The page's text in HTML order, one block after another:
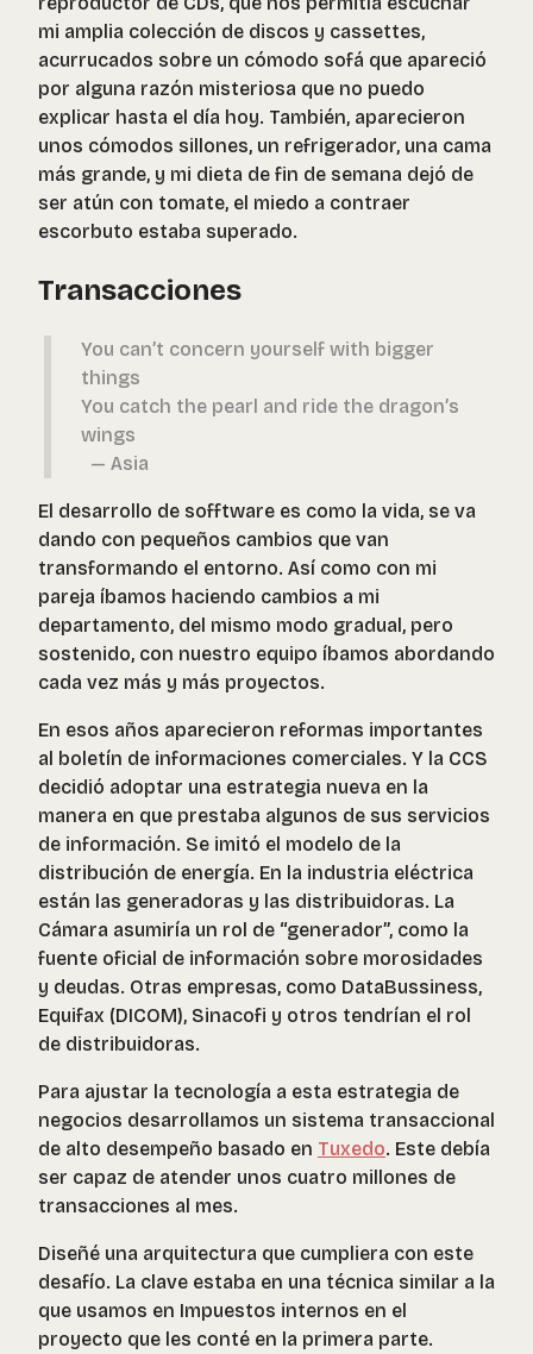
mi amplia colección de discos y cassettes,
acurrucados sobre un cómodo sofá que apareció
por alguna razón misteriosa que no puedo
explicar hasta el día hoy. También, aparecieron
unos cómodos sillones, un refrigerador, una cama
más grande, y mi dieta de fin de semana dejó de
ser atún con tomate, el miedo a contraer
escorbuto estaba superado.
Transacciones
You can’t concern yourself with bigger
things
You catch the pearl and ride the dragon’s
wings
— Asia
El desarrollo de sofftware es como la vida, se va
dando con pequeños cambios que van
transformando el entorno. Así como con mi
pareja íbamos haciendo cambios a mi
departamento, del mismo modo gradual, pero
sostenido, con nuestro equipo íbamos abordando
cada vez más y más proyectos.
En esos años aparecieron reformas importantes
al boletín de informaciones comerciales. Y la CCS
decidió adoptar una estrategia nueva en la
manera en que prestaba algunos de sus servicios
de información. Se imitó el modelo de la
distribución de energía. En la industria eléctrica
están las generadoras y las distribuidoras. La
Cámara asumiría un rol de “generador”, como la
fuente oficial de información sobre morosidades
y deudas. Otras empresas, como DataBussiness,
Equifax (DICOM), Sinacofi y otros tendrían el rol
de distribuidoras.
Para ajustar la tecnología a esta estrategia de
negocios desarrollamos un sistema transaccional
de alto desempeño basado en Tuxedo. Este debía
ser capaz de atender unos cuatro millones de
transacciones al mes.
Diseñé una arquitectura que cumpliera con este
desafío. La clave estaba en una técnica similar a la
que usamos en Impuestos internos en el
proyecto que les conté en la primera parte.